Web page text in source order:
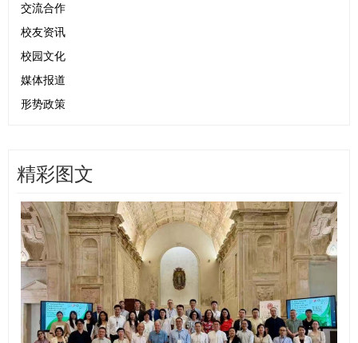
交流合作
校友资讯
校园文化
媒体报道
形势政策
精彩图文